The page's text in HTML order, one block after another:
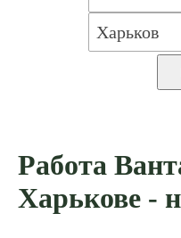
Работа
Харькове -